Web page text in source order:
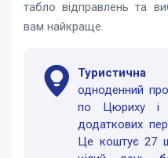
табло відправлень та
вам найкраще.
Туристична
одноденний
по Цюриху і
додаткових
Це коштує 27